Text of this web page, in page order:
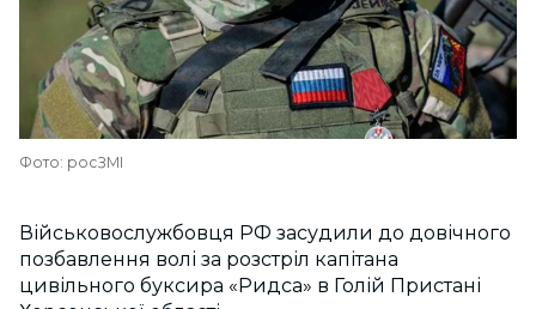
Фото: росЗМІ
Військовослужбовця РФ засудили до довічного
позбавлення волі за розстріл капітана
цивільного буксира «Ридса» в Голій Пристані